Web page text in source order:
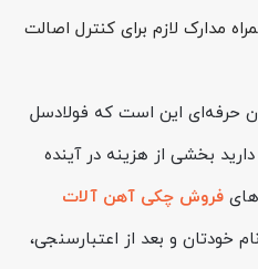
مدارک لازم برای کنترل اصالت
حرفه‌ای این است که فولادسل
بخشی از هزینه در آینده
فروش چکی آهن آلات
خودتان و بعد از اعتبارسنجی،